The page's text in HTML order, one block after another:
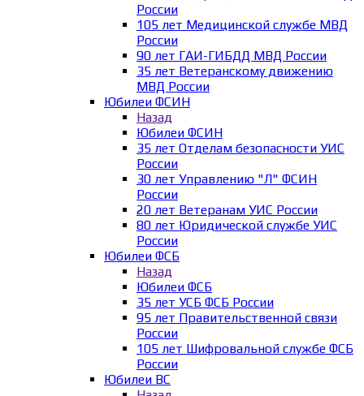
России
105 лет Медицинской службе МВД
России
90 лет ГАИ-ГИБДД МВД России
35 лет Ветеранскому движению
МВД России
Юбилеи ФСИН
Назад
Юбилеи ФСИН
35 лет Отделам безопасности УИС
России
30 лет Управлению "Л" ФСИН
России
20 лет Ветеранам УИС России
80 лет Юридической службе УИС
России
Юбилеи ФСБ
Назад
Юбилеи ФСБ
35 лет УСБ ФСБ России
95 лет Правительственной связи
России
105 лет Шифровальной службе ФСБ
России
Юбилеи ВС